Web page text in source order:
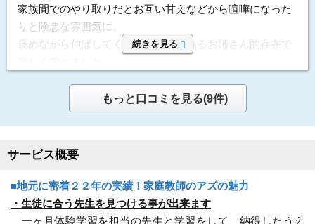
成績変化
STAY
成績推移
投稿者：たーさん 投稿時期：2023年11月
運営者に通知
料金を問い合わせる
（資料請求）
無料
ることごできた
選んだ理由
高額教材もないのと子どもがわかる単元まで戻って教えて
もらえたこと。
体験授業について
利用内容
科目
英語
講師
プロ家庭教師 男性
家族間でのやり取りだとお互い甘えなどから喧嘩になった
りと険悪な雰囲気に。
褒めながら伸ばしてくれる先生は頼れるお姉さん的存在で
こちらの要望などへの対応は迅速でスムーズでした。塾も
併設しているのでフォローも万全です。
指導方針&カリキュラム
子供の苦手な所を順番に進める感じなので、カリキュラム
と言うよりはこちら主体。
続きを見る
もっと口コミを見る(9件)
サービス概要
■地元に密着２２年の実績！家庭教師のアズの魅力
・生徒に合う先生を見つける事が出来ます
一ヶ月体験学習を担当の先生と学習をして、納得したうえ